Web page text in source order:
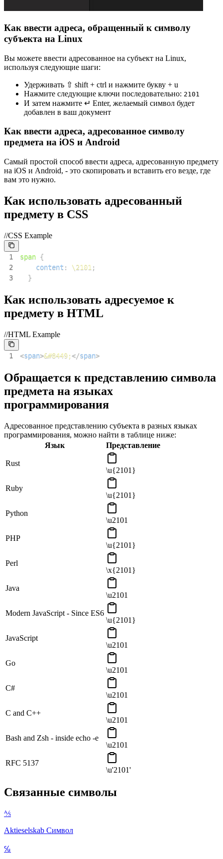
Как ввести адреса, обращенный к символу
субъекта на Linux
Вы можете ввести адресованное на субъект на Linux,
используя следующие шаги:
Удерживать ⇧ shift + ctrl и нажмите букву + u
Нажмите следующие ключи последовательно: 21 01
И затем нажмите ↵ Enter, желаемый символ будет
добавлен в ваш документ
Как ввести адреса, адресованное символу
предмета на iOS и Android
Самый простой способ ввести адреса, адресованную предмету
на iOS и Android, - это скопировать и вставить его везде, где
вам это нужно.
Как использовать адресованный
предмету в CSS
//CSS Example
1 span {
2
content : \2101 ;
3
}
Как использовать адресуемое к
предмету в HTML
//HTML Example
1 <span>&#8449;</span>
Обращается к представлению символа
предмета на языках
программирования
Адресованное представлению субъекта в разных языках
программирования, можно найти в таблице ниже:
Язык
Представление
Rust
\u{2101}
Ruby
\u{2101}
Python
\u2101
PHP
\u{2101}
Perl
\x{2101}
Java
\u2101
Modern JavaScript - Since ES6
\u{2101}
JavaScript
\u2101
Go
\u2101
C#
\u2101
C and C++
\u2101
Bash and Zsh - inside echo -e
\u2101
RFC 5137
\u'2101'
Связанные символы
⅍
Aktieselskab Символ
℆